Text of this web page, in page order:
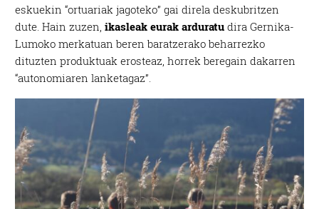
eskuekin “ortuariak jagoteko” gai direla deskubritzen
dute. Hain zuzen,ikasleak eurak arduratu dira Gernika-
Lumoko merkatuan beren baratzerako beharrezko
dituzten produktuak erosteaz, horrek beregain dakarren
“autonomiaren lanketagaz”.